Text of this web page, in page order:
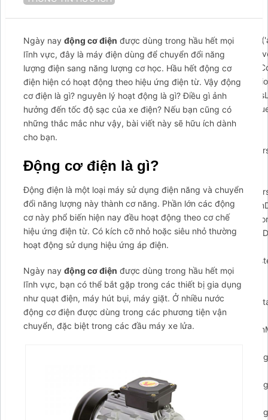
Ngày nay động cơ điện được dùng trong hầu hết mọi
lĩnh vực, đây là máy điện dùng để chuyển đổi năng
lượng điện sang năng lượng cơ học. Hầu hết động cơ
điện hiện có hoạt động theo hiệu ứng điện từ. Vậy động
cơ điện là gì? nguyên lý hoạt động là gì? Điều gì ảnh
hưởng đến tốc độ sạc của xe điện? Nếu bạn cũng có
những thắc mắc như vậy, bài viết này sẽ hữu ích dành
cho bạn.
Động cơ điện là gì?
Động điện là một loại máy sử dụng điện năng và chuyển
đổi năng lượng này thành cơ năng. Phần lớn các động
cơ này phổ biến hiện nay đều hoạt động theo cơ chế
hiệu ứng điện từ. Có kích cỡ nhỏ hoặc siêu nhỏ thường
hoạt động sử dụng hiệu ứng áp điện.
Ngày nay động cơ điện được dùng trong hầu hết mọi
lĩnh vực, bạn có thể bắt gặp trong các thiết bị gia dụng
như quạt điện, máy hút bụi, máy giặt. Ở nhiều nước
động cơ điện được dùng trong các phương tiện vận
chuyển, đặc biệt trong các đầu máy xe lửa.
form-callback form')){document.querySelector('#arcu-
form-callback
if(document.querySelector('#arcu-form-email form'))
{if(event.detail.data&&event.detail.data.message)
{clearTimeout(closePopupTimeout);});if(arCuClosedCookie)
{return false;}
{arCuCreateCookie('arcumenu-
{clearTimeout(_arCuTimeOut);if(!arCuPromptClosed)